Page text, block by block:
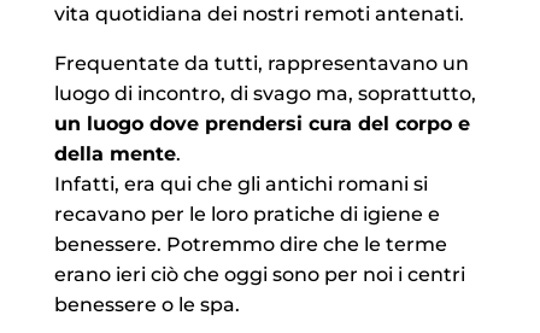
vita quotidiana dei nostri remoti antenati.
Frequentate da tutti, rappresentavano un
luogo di incontro, di svago ma, soprattutto,
un luogo dove prendersi cura del corpo e
della mente.
Infatti, era qui che gli antichi romani si
recavano per le loro pratiche di igiene e
benessere. Potremmo dire che le terme
erano ieri ciò che oggi sono per noi i centri
benessere o le spa.